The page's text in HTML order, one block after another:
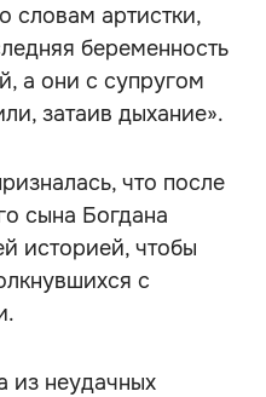
словам артистки,
беременность
а они с супругом
затаив дыхание».
что после
сына Богдана
историей, чтобы
с
из неудачных